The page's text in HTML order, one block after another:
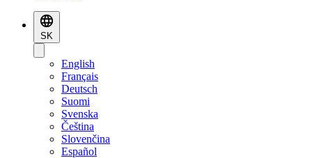
SK
English
Français
Deutsch
Suomi
Svenska
Čeština
Slovenčina
Español